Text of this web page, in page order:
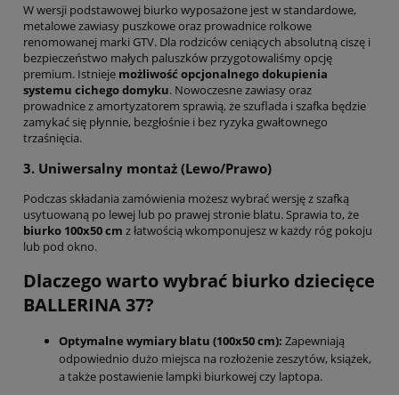
W wersji podstawowej biurko wyposażone jest w standardowe,
metalowe zawiasy puszkowe oraz prowadnice rolkowe
renomowanej marki GTV. Dla rodziców ceniących absolutną ciszę i
bezpieczeństwo małych paluszków przygotowaliśmy opcję
premium. Istnieje możliwość opcjonalnego dokupienia
systemu cichego domyku. Nowoczesne zawiasy oraz
prowadnice z amortyzatorem sprawią, że szuflada i szafka będzie
zamykać się płynnie, bezgłośnie i bez ryzyka gwałtownego
trzaśnięcia.
3. Uniwersalny montaż (Lewo/Prawo)
Podczas składania zamówienia możesz wybrać wersję z szafką
usytuowaną po lewej lub po prawej stronie blatu. Sprawia to, że
biurko 100x50 cm z łatwością wkomponujesz w każdy róg pokoju
lub pod okno.
Dlaczego warto wybrać biurko dziecięce
BALLERINA 37?
Optymalne wymiary blatu (100x50 cm): Zapewniają
odpowiednio dużo miejsca na rozłożenie zeszytów, książek,
a także postawienie lampki biurkowej czy laptopa.